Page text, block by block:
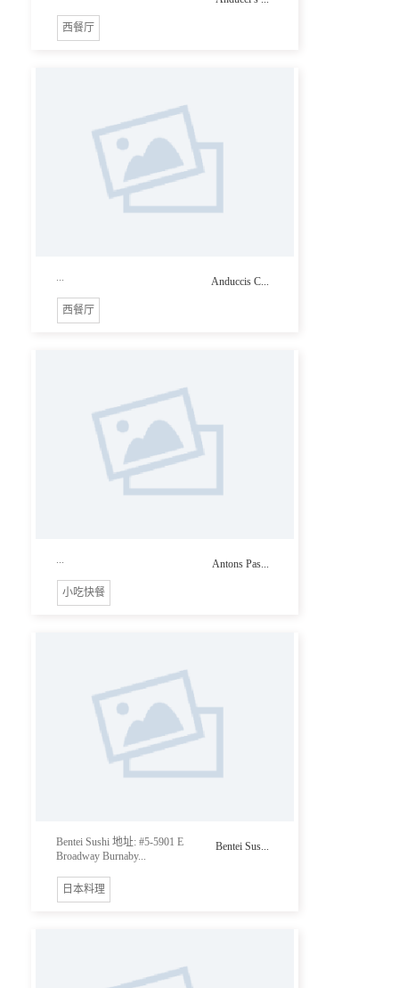
西餐厅
Anduccis C...
西餐厅
Antons Pas...
小吃快餐
Bentei Sus...
Bentei Sushi 地址: #5-5901 E
Broadway Burnaby...
日本料理